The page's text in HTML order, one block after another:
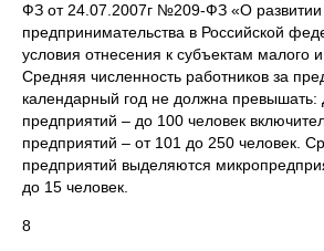
ФЗ от 24.07.2007г №209-ФЗ «О развитии
предпринимательства в Российской
условия отнесения к субъектам малого
Средняя численность работников за
календарный год не должна
предприятий – до 100 человек
предприятий – от 101 до 250 человек.
предприятий выделяются
до 15 человек.
8